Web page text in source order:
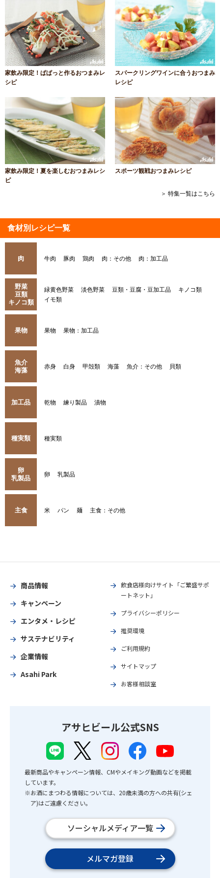
家飲み限定！ぱぱっと作るおつまみレ
シピ
スパークリングワインに合うおつまみ
レシピ
家飲み限定！夏を楽しむおつまみレシ
ピ
スポーツ観戦おつまみレシピ
＞ 特集一覧はこちら
食材別レシピ一覧
肉 牛肉 豚肉 鶏肉 肉：その他 肉：加工品
野菜
豆類
キノコ類
緑黄色野菜 淡色野菜 豆類・豆腐・豆加工品
キノコ類
イモ類
果物 果物 果物：加工品
魚介
海藻
赤身 白身 甲殻類 海藻 魚介：その他 貝類
加工品 乾物 練り製品 漬物
種実類 種実類
卵
乳製品
卵 乳製品
主食 米 パン 麺 主食：その他
商品情報
キャンペーン
エンタメ・レシピ
サステナビリティ
企業情報
Asahi Park
飲食店様向けサイト「ご繁盛サポ
ートネット」
プライバシーポリシー
推奨環境
ご利用規約
サイトマップ
お客様相談室
アサヒビール公式SNS
最新商品やキャンペーン情報、CMやメイキング動画などを掲載
しています。
※お酒にまつわる情報については、20歳未満の方への共有(シェ
ア)はご遠慮ください。
ソーシャルメディア一覧
メルマガ登録